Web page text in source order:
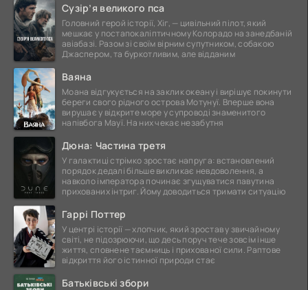
Сузір’я великого пса
Головний герой історії, Хіг, — цивільний пілот, який
мешкає у постапокаліптичному Колорадо на занедбаній
авіабазі. Разом зі своїм вірним супутником, собакою
Джаспером, та буркотливим, але відданим
Ваяна
Моана відгукується на заклик океану і вирішує покинути
береги свого рідного острова Мотунуї. Вперше вона
вирушає у відкрите море у супроводі знаменитого
напівбога Мауї. На них чекає незабутня
Дюна: Частина третя
У галактиці стрімко зростає напруга: встановлений
порядок дедалі більше викликає невдоволення, а
навколо імператора починає згущуватися павутина
прихованих інтриг. Йому доводиться тримати ситуацію
Гаррі Поттер
У центрі історії — хлопчик, який зростав у звичайному
світі, не підозрюючи, що десь поруч тече зовсім інше
життя, сповнене таємниць і прихованої сили. Раптове
відкриття його істинної природи стає
Батьківські збори